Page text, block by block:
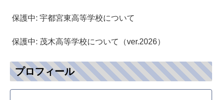
保護中: 宇都宮東高等学校について
保護中: 茂木高等学校について（ver.2026）
プロフィール